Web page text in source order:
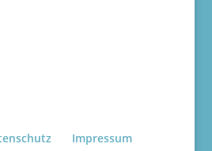
Impressum